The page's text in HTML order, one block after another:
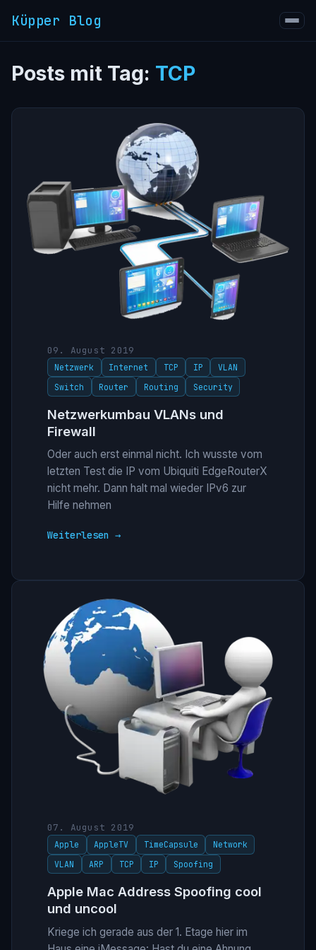
Küpper Blog
Posts mit Tag: TCP
09. August 2019
Netzwerk Internet TCP IP
VLAN
Switch
Router Routing Security
Netzwerkumbau VLANs und
Firewall
Oder auch erst einmal nicht. Ich wusste vom
letzten Test die IP vom Ubiquiti EdgeRouterX
nicht mehr. Dann halt mal wieder IPv6 zur
Hilfe nehmen
Weiterlesen →
07. August 2019
Apple AppleTV TimeCapsule
Network
VLAN
ARP TCP IP Spoofing
Apple Mac Address Spoofing cool
und uncool
Kriege ich gerade aus der 1. Etage hier im